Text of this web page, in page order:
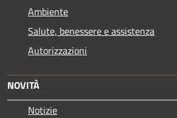
Ambiente
Salute, benessere e assistenza
Autorizzazioni
NOVITÀ
Notizie